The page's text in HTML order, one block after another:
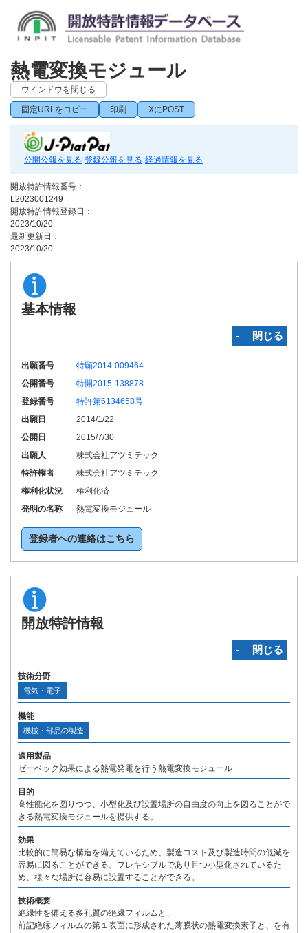
熱電変換モジュール
ウインドウを閉じる
固定URLをコピー 印刷 XにPOST
公開公報を見る 登録公報を見る 経過情報を見る
開放特許情報番号：
L2023001249
開放特許情報登録日：
2023/10/20
最新更新日：
2023/10/20
基本情報
‐ 閉じる
出願番号
特願2014-009464
公開番号
特開2015-138878
登録番号
特許第6134658号
出願日
2014/1/22
公開日
2015/7/30
出願人
株式会社アツミテック
特許権者
株式会社アツミテック
権利化状況
権利化済
発明の名称
熱電変換モジュール
登録者への連絡はこちら
開放特許情報
‐ 閉じる
技術分野
電気・電子
機能
機械・部品の製造
適用製品
ゼーベック効果による熱電発電を行う熱電変換モジュール
目的
高性能化を図りつつ、小型化及び設置場所の自由度の向上を図ることがで
きる熱電変換モジュールを提供する。
効果
比較的に簡易な構造を備えているため、製造コスト及び製造時間の低減を
容易に図ることができる。フレキシブルであり且つ小型化されているた
め、様々な場所に容易に設置することができる。
技術概要
絶縁性を備える多孔質の絶縁フィルムと、
前記絶縁フィルムの第１表面に形成された薄膜状の熱電変換素子と、を有